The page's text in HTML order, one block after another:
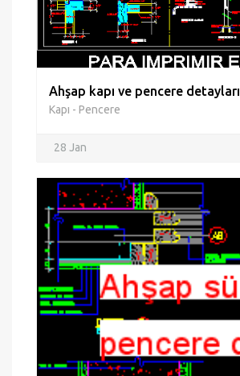
Ahşap kapı ve pencere detayları
Kapı - Pencere
28 Jan